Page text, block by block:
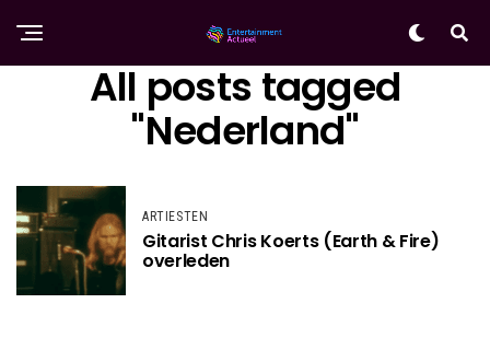
All posts tagged
"Nederland"
ARTIESTEN
Gitarist Chris Koerts (Earth & Fire)
overleden